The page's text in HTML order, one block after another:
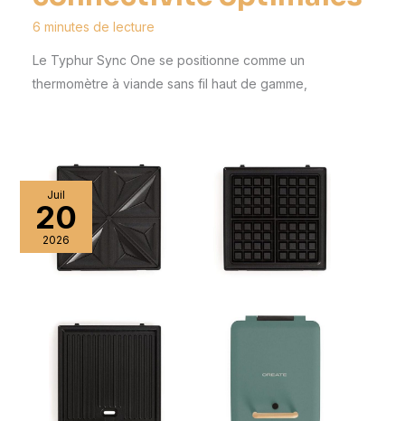
6 minutes de lecture
Le Typhur Sync One se positionne comme un
thermomètre à viande sans fil haut de gamme,
Juil
20
2026